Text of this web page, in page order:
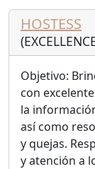
HOSTESS
Objetivo:
con
la
así como
y quejas.
y atención a